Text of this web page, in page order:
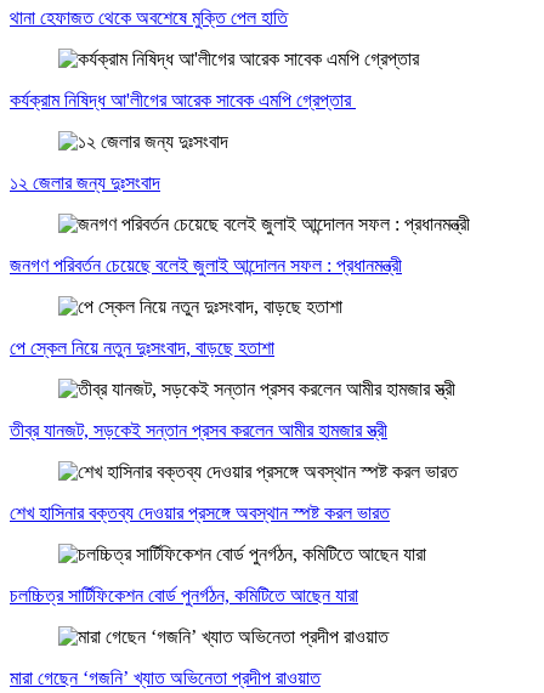
থানা হেফাজত থেকে অবশেষে মুক্তি পেল হাতি
কর্যক্রাম নিষিদ্ধ আ'লীগের আরেক সাবেক এমপি গ্রেপ্তার
১২ জেলার জন্য দুঃসংবাদ
জনগণ পরিবর্তন চেয়েছে বলেই জুলাই আন্দোলন সফল : প্রধানমন্ত্রী
পে স্কেল নিয়ে নতুন দুঃসংবাদ, বাড়ছে হতাশা
তীব্র যানজট, সড়কেই সন্তান প্রসব করলেন আমীর হামজার স্ত্রী
শেখ হাসিনার বক্তব্য দেওয়ার প্রসঙ্গে অবস্থান স্পষ্ট করল ভারত
চলচ্চিত্র সার্টিফিকেশন বোর্ড পুনর্গঠন, কমিটিতে আছেন যারা
মারা গেছেন ‘গজনি’ খ্যাত অভিনেতা প্রদীপ রাওয়াত